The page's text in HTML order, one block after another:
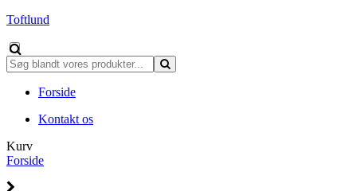
Toftlund
Forside
Kontakt os
Kurv
Forside